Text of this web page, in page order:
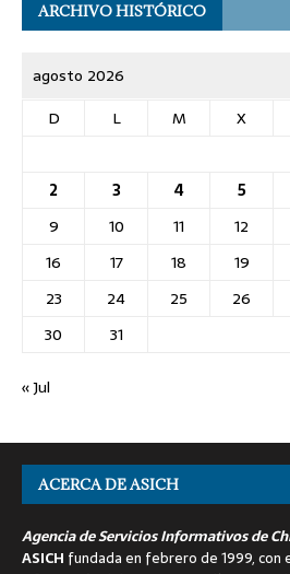
ARCHIVO HISTÓRICO
agosto 2026
D
L M X
2
3 4 5
9
10 11 12
16
17 18 19
23
24 25 26
30
31
« Jul
ACERCA DE ASICH
Agencia de Servicios Informativos de
ASICH fundada en febrero de 1999, con